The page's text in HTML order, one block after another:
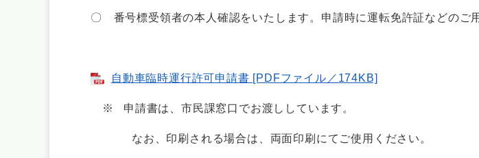
〇 番号標受領者の本人確認をいたします。申請時に運転免許証などのご
自動車臨時運行許可申請書 [PDFファイル／174KB]
※ 申請書は、市民課窓口でお渡ししています。
なお、印刷される場合は、両面印刷にてご使用ください。